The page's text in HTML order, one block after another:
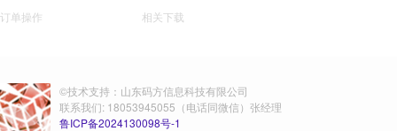
订单操作
相关下载
©技术支持：山东码方信息科技有限公司
联系我们: 18053945055（电话同微信）张经理
鲁ICP备2024130098号-1